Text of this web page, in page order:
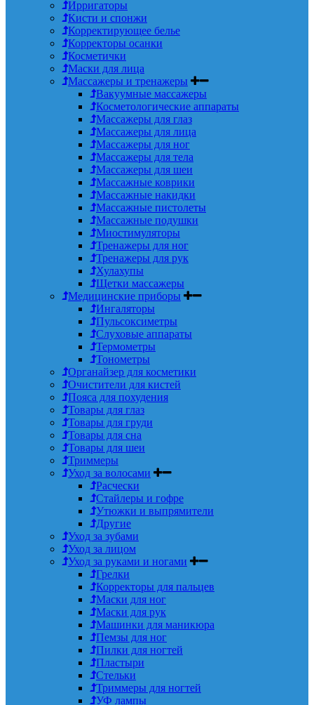
Ирригаторы
Кисти и спонжи
Корректирующее белье
Корректоры осанки
Косметички
Маски для лица
Массажеры и тренажеры
Вакуумные массажеры
Косметологические аппараты
Массажеры для глаз
Массажеры для лица
Массажеры для ног
Массажеры для тела
Массажеры для шеи
Массажные коврики
Массажные накидки
Массажные пистолеты
Массажные подушки
Миостимуляторы
Тренажеры для ног
Тренажеры для рук
Хулахупы
Щетки массажеры
Медицинские приборы
Ингаляторы
Пульсоксиметры
Слуховые аппараты
Термометры
Тонометры
Органайзер для косметики
Очистители для кистей
Пояса для похудения
Товары для глаз
Товары для груди
Товары для сна
Товары для шеи
Триммеры
Уход за волосами
Расчески
Стайлеры и гофре
Утюжки и выпрямители
Другие
Уход за зубами
Уход за лицом
Уход за руками и ногами
Грелки
Корректоры для пальцев
Маски для ног
Маски для рук
Машинки для маникюра
Пемзы для ног
Пилки для ногтей
Пластыри
Стельки
Триммеры для ногтей
УФ лампы